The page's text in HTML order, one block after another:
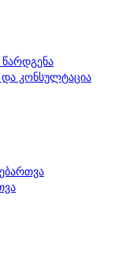
კონსულტაცია